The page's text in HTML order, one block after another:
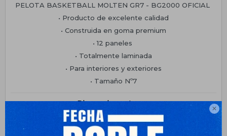

PELOTA BASKETBALL MOLTEN GR7 - BG2000 OFICIAL
• Producto de excelente calidad
• Construida en goma premium
• 12 paneles
• Totalmente laminada
• Para interiores y exteriores
• Tamaño Nº7
Planes de cuotas
Envíos